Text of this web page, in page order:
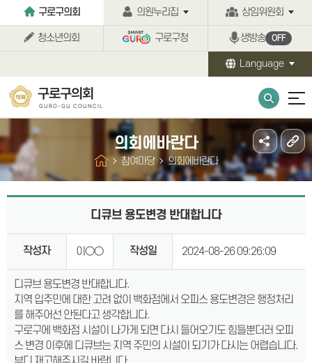
본문바로가기구로구의회 의원누리집 상임위원회
청소년의회 구로구청 생방송 OFF
Language
구로구의회
GURO-GU COUNCIL
의회에바란다
참여마당 의회에바란다
디큐브 용도변경 반대합니다
작성자 이○○ 작성일 2024-08-26 09:26:09
디큐브 용도변경 반대합니다.
지역 입주민에 대한 고려 없이 백화점에서 오피스 용도변경은 행정처리
를 해주어선 안된다고 생각합니다.
구로구에 백화점 시설이 나가게 되면 다시 들어오기도 힘들뿐더러 오피
스 변경 이후에 디큐브는 지역 주민의 시설이 되기가 다시는 어렵습니다.